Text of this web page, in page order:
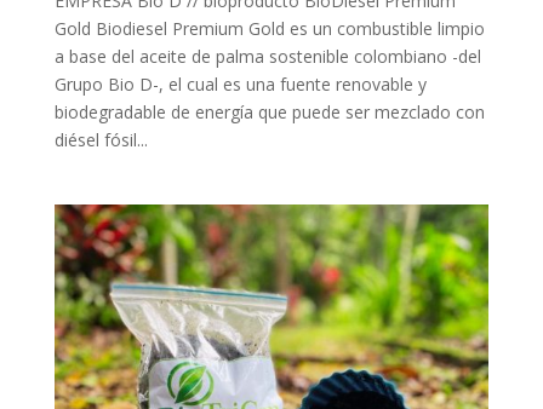
Gold Biodiesel Premium Gold es un combustible limpio
a base del aceite de palma sostenible colombiano -del
Grupo Bio D-, el cual es una fuente renovable y
biodegradable de energía que puede ser mezclado con
diésel fósil...